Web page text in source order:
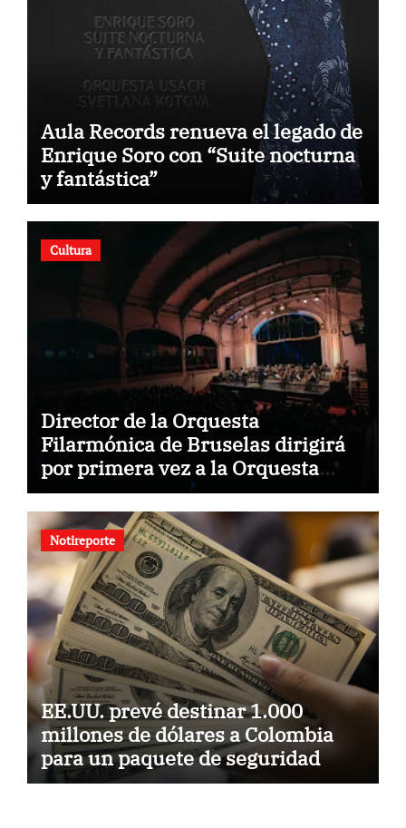
Aula Records renueva el legado de
Enrique Soro con “Suite nocturna
y fantástica”
Cultura
Director de la Orquesta
Filarmónica de Bruselas dirigirá
por primera vez a la Orquesta
Usach
Notireporte
EE.UU. prevé destinar 1.000
millones de dólares a Colombia
para un paquete de seguridad